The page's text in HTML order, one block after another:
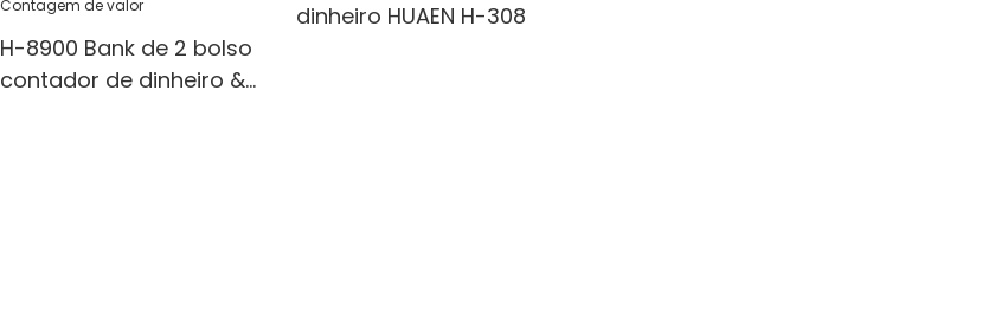
H-8900 Bank de 2 bolso
contador de dinheiro &
dinheiro HUAEN H-308